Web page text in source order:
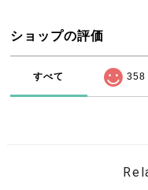
ショップの評価
すべて 358